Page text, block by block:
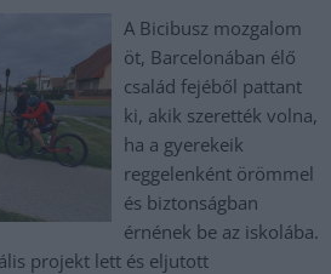
A Bicibusz mozgalom
öt, Barcelonában élő
család fejéből pattant
ki, akik szerették volna,
ha a gyerekeik
reggelenként örömmel
és biztonságban
érnének be az iskolába.
projekt lett és eljutott